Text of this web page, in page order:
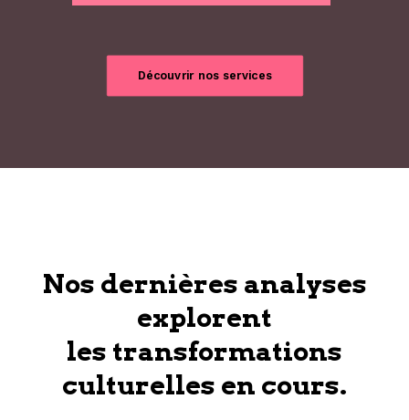
Découvrir nos services
Nos dernières analyses
explorent
les transformations
culturelles en cours.